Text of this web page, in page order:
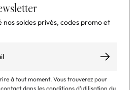
nos soldes privés, codes promo et
S’abonner
à tout moment. Vous trouverez pour
dans les conditions d'utilisation du